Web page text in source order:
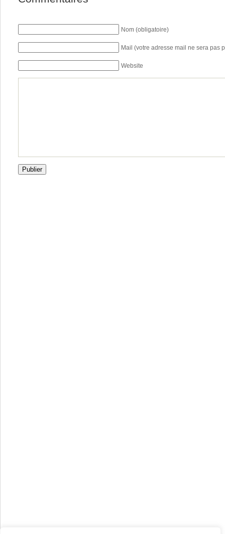
Nom (obligatoire)
Mail (votre adresse mail ne sera pas
Website